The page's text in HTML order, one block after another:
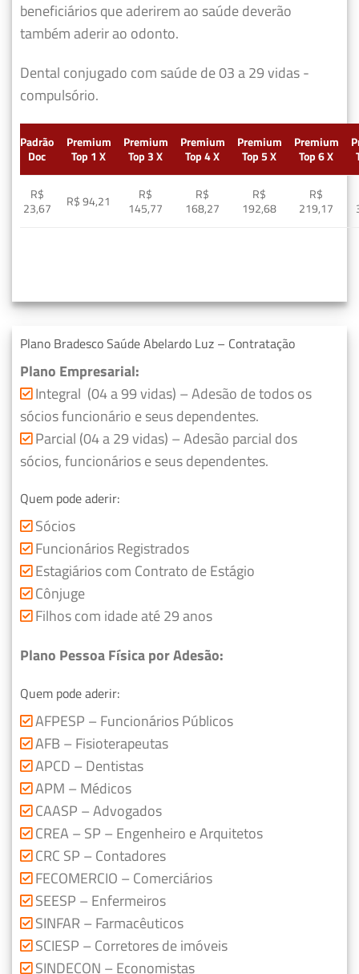
beneficiários que aderirem ao saúde deverão
também aderir ao odonto.
Dental conjugado com saúde de 03 a 29 vidas -
compulsório.
Padrão
Doc
Premium
Top 1 X
Premium
Top 3 X
Premium
Top 4 X
Premium
Top 5 X
Premium
Top 6 X
R$
23,67
R$ 94,21
R$
145,77
R$
168,27
R$
192,68
R$
219,17
Plano Bradesco Saúde Abelardo Luz – Contratação
Plano Empresarial:
Integral (04 a 99 vidas) – Adesão de todos os
sócios funcionário e seus dependentes.
Parcial (04 a 29 vidas) – Adesão parcial dos
sócios, funcionários e seus dependentes.
Quem pode aderir:
Sócios
Funcionários Registrados
Estagiários com Contrato de Estágio
Cônjuge
Filhos com idade até 29 anos
Plano Pessoa Física por Adesão:
Quem pode aderir:
AFPESP – Funcionários Públicos
AFB – Fisioterapeutas
APCD – Dentistas
APM – Médicos
CAASP – Advogados
CREA – SP – Engenheiro e Arquitetos
CRC SP – Contadores
FECOMERCIO – Comerciários
SEESP – Enfermeiros
SINFAR – Farmacêuticos
SCIESP – Corretores de imóveis
SINDECON – Economistas